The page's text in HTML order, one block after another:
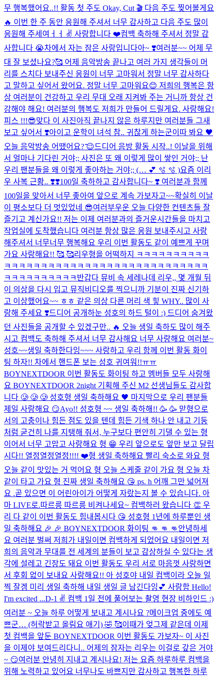
무 행복했어요..!! 활동 첫 주도 Okay, Cut 🎬 다음 주도 찢어볼게요
🔥 이번 한 주 동안 응원해 주셔서 너무 감사하고 다음 주도 많이
응원해 주세여ㅓㅓ ✌️ 사랑합니다 ❤️컴백 축하해 주셔서 정말 감
사합니다 😭차에서 자는 잠은 사랑입니다아~ ❣️여러분~~ 어제 무
대 잘 보셨나요?🥰 어제 음악방송 끝나고 여러 가지 생각들이 머
리를 스치다 보내주신 응원이 너무 고마워서 정말 너무 감사하다
고 말하고 싶어서 왔어요. 정말 너무 고마워요😊 저희의 행복은 항
상 여러분이 건강하고 우리 무대 오래 지켜봐 주는 거니까 항상 건
강해야 해요! 여러분의 행복도 저희가 만들어 드릴게요. 사랑해요!
피스 !!!😎맞다 이 사진아직 끝나지 않은 하루지만 여러분들 그새
보고 싶어서 ❣️아이고 운학이 녀석 참.. 귀찮게 하는군이따 봐요 🖤
오늘 음악방송 어땠어요? ̆̈😉드디어 음방 활동 시작..! 이날을 위해
서 얼마나 기다린 거야;; 사진은 또 왜 이렇게 많이 쌓인 거야;; 난
우리 팬분들을 왜 이렇게 좋아하는 거야;; (… 💕 🫧 🫧 )요즘 이리
우 사복 근황.. ❣️❣️100일 축하하고 감사합니다~ ❣️ 여러분과 함께
100일을 맞아서 너무 좋아여 앞으로 계속 가보자고~~확실히 이날
이 평소보다 더 멋있었네 😎여러부우운 오늘 다양한 컨텐츠들 잘
즐기고 계신가요!! 저는 이제 여러분과의 즐거운시간들을 마치고
작업실에 도착했습니다 여러분 항상 많은 응원 보내주시고 사랑
해주셔서 너무너무 행복해요 우리 이번 활동도 같이 예쁘게 꾸며
가요 사랑해요!! 🥰 🥰리우형을 어떡하지 ㅋㅋㅋㅋㅋㅋㅋㅋㅋㅋ
ㅋㅋㅋㅋㅋㅋㅋㅋㅋㅋㅋㅋㅋㅋㅋㅋㅋㅋㅋㅋㅋㅋㅋㅋㅋㅋㅋㅋ
ㅋㅋㅋㅋㅋㅋㅋㅋㅋㅋ 반갑다 뮤비 속 세레나데 리우,, 몇 개월 뒤
이 의상을 다시 입고 뮤직비디오를 찍으니까 기분이 진짜 신기하
고 이상했어요~~ ㅎㅎ 같은 의상 다른 머리 색 힣 WHY.. 많이 사
랑해 주세요 ❣️드디어 공개하눈 성호의 하드 털이 :) 드디어 숨겨왔
던 사진들을 공개할 수 있겠구만.. 🔥 오늘 생일 축하도 많이 해주
시고 컴백도 축하해 주셔서 너무 감사해요 너무 사랑해요 여러분~
성호~~생일 축하한다잉~~~ 사랑하고 우리 함께 이번 활동 화이
팅 하자!! 차에서 핸드폰 보는 성호 귀여워!!ㅠㅠ
BOYNEXTDOOR 이번 활동도 화이팅 하고 멤버들 모두 사랑해
요 BOYNEXTDOOR 2night 기획해 주신 M2 선생님들도 감사합
니다 🥲 🥲 🥲 성호형 생일 축하해요 🖤 마지막으로 우리 팬분들
제일 사랑해요 😏Ayo!! 성호형 ~~ 생일 축하해!! 🥳 🥳 맏형으로
서의 고충이나 힘든 점도 있을 텐데 힘든 기색 하나 안 내고 기둥
처럼 굳건히 나를 지탱해 줘서, 누구보다 편안히 기댈 수 있는 형
이어서 너무 고맙고 사랑해요 형 😁 우리 앞으로도 앞만 보고 달립
시다!! 열정열정열정!!!! ❤️형 생일 축하해요 빨리 숙소로 와요 형
오늘 같이 맛있는 거 먹어요 형 오늘 스케줄 같이 가요 형 오늘 차
같이 타고 가요 형 진짜 생일 축하해요 😘 ps. h 어깨 그만 넓어져
요 .곧 있으면 이 어린아이가 어떻게 자랐는지 볼 수 있습니다. 아
마 LIVE로.따르릉 따르릉 비켜나세요~ 컴백하러 왔습니다 👏 우
리 다 같이 이번 활동도 힘내봅시다 😘 성호형 1년에 하루뿐인 생
일 축하해요 🎉 🎉 BOYNEXTDOOR 화이팅 👊 👊 👊 안녕하세
요 여러분 벌써 저희가 내일이면 컴백하게 되었어요 내일이면 저
희의 음악과 무대를 전 세계의 분들이 보고 감상하실 수 있다는 생
각에 설레고 긴장도 돼요 이번 활동도 우리 서로 마음껏 사랑하면
서 후회 없이 보내요 사랑해요!! 아 성호야 내일 컴백이라 오늘 일
찍 잘겡 미리 생일 축하해 내일 생일 글 남긴다잉💕 사랑함 Hello!
I'm excited ...D-1 ✌️​ 컴백 1일 전에 풀어보는 촬영 현장 비하인드 :)
여러분 ~ 오늘 하루 어떻게 보내고 계시나요 ?메이크업 중에도 예
쁘군… (허락받고 올림요 애기) 🤣 🥰이때가 엊그제 같은데 이제
첫 컴백을 앞둔 BOYNEXTDOOR 이번 활동도 가보자~ 이 사진
을 이제야 보여드리다니.. 어제의 잠자는 리우는 이걸로 갚은 거야
~ 😏여러분 안녕히 지내고 계시나요! 저는 요즘 하루하루 컴백을
위해 노력하고 있어요 너무나도 바쁘지만 감사하고 행복한 하루